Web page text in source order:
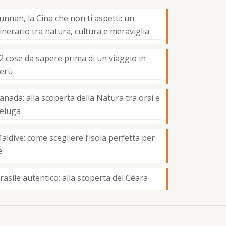
la Cina che non ti aspetti: un
tra natura, cultura e meraviglia
cose da sapere prima di un viaggio in
alla scoperta della Natura tra orsi e
come scegliere l’isola perfetta per
autentico: alla scoperta del Céara